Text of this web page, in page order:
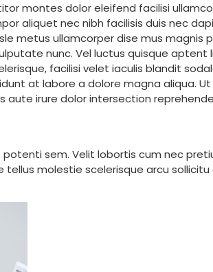
montes dolor eleifend facilisi
aliquet nec nibh facilisis duis nec
metus ullamcorper dise mus magnis
nunc. Vel luctus quisque
facilisi velet iaculis blandit
at labore a dolore magna aliqua.
aute irure dolor intersection
sem. Velit lobortis cum nec
molestie scelerisque arcu